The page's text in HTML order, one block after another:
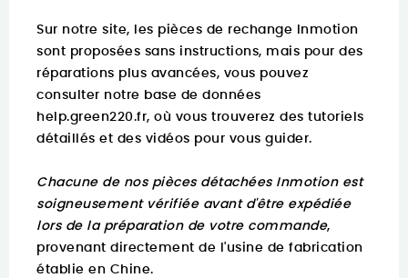
Sur notre site, les pièces de rechange Inmotion
sont proposées sans instructions, mais pour des
réparations plus avancées, vous pouvez
consulter notre base de données
help.green220.fr, où vous trouverez des tutoriels
détaillés et des vidéos pour vous guider.
Chacune de nos pièces détachées Inmotion est
soigneusement vérifiée avant d'être expédiée
lors de la préparation de votre commande,
provenant directement de l'usine de fabrication
établie en Chine.